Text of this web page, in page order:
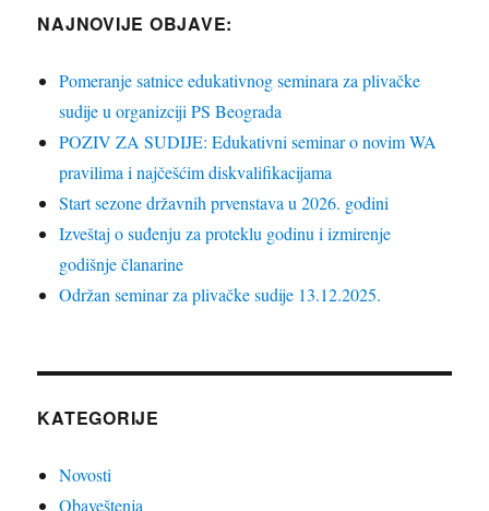
NAJNOVIJE OBJAVE:
Pomeranje satnice edukativnog seminara za plivačke
sudije u organizciji PS Beograda
POZIV ZA SUDIJE: Edukativni seminar o novim WA
pravilima i najčešćim diskvalifikacijama
Start sezone državnih prvenstava u 2026. godini
Izveštaj o suđenju za proteklu godinu i izmirenje
godišnje članarine
Održan seminar za plivačke sudije 13.12.2025.
KATEGORIJE
Novosti
Obaveštenja